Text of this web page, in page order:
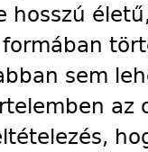
hosszú
sem
az